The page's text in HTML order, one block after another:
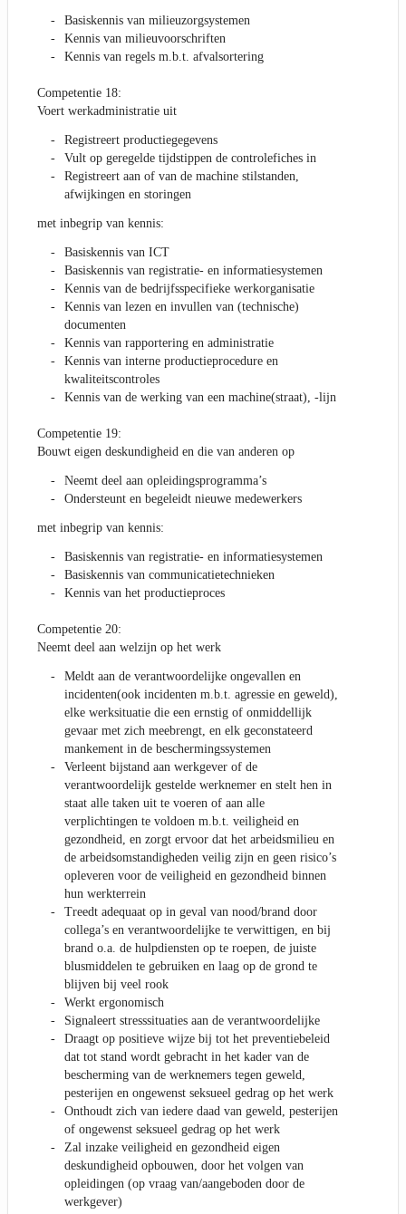
Basiskennis van milieuzorgsystemen
Kennis van milieuvoorschriften
Kennis van regels m.b.t. afvalsortering
Competentie 18:
Voert werkadministratie uit
Registreert productiegegevens
Vult op geregelde tijdstippen de controlefiches in
Registreert aan of van de machine stilstanden,
afwijkingen en storingen
met inbegrip van kennis:
Basiskennis van ICT
Basiskennis van registratie- en informatiesystemen
Kennis van de bedrijfsspecifieke werkorganisatie
Kennis van lezen en invullen van (technische)
documenten
Kennis van rapportering en administratie
Kennis van interne productieprocedure en
kwaliteitscontroles
Kennis van de werking van een machine(straat), -lijn
Competentie 19:
Bouwt eigen deskundigheid en die van anderen op
Neemt deel aan opleidingsprogramma’s
Ondersteunt en begeleidt nieuwe medewerkers
met inbegrip van kennis:
Basiskennis van registratie- en informatiesystemen
Basiskennis van communicatietechnieken
Kennis van het productieproces
Competentie 20:
Neemt deel aan welzijn op het werk
Meldt aan de verantwoordelijke ongevallen en
incidenten(ook incidenten m.b.t. agressie en geweld),
elke werksituatie die een ernstig of onmiddellijk
gevaar met zich meebrengt, en elk geconstateerd
mankement in de beschermingssystemen
Verleent bijstand aan werkgever of de
verantwoordelijk gestelde werknemer en stelt hen in
staat alle taken uit te voeren of aan alle
verplichtingen te voldoen m.b.t. veiligheid en
gezondheid, en zorgt ervoor dat het arbeidsmilieu en
de arbeidsomstandigheden veilig zijn en geen risico’s
opleveren voor de veiligheid en gezondheid binnen
hun werkterrein
Treedt adequaat op in geval van nood/brand door
collega’s en verantwoordelijke te verwittigen, en bij
brand o.a. de hulpdiensten op te roepen, de juiste
blusmiddelen te gebruiken en laag op de grond te
blijven bij veel rook
Werkt ergonomisch
Signaleert stresssituaties aan de verantwoordelijke
Draagt op positieve wijze bij tot het preventiebeleid
dat tot stand wordt gebracht in het kader van de
bescherming van de werknemers tegen geweld,
pesterijen en ongewenst seksueel gedrag op het werk
Onthoudt zich van iedere daad van geweld, pesterijen
of ongewenst seksueel gedrag op het werk
Zal inzake veiligheid en gezondheid eigen
deskundigheid opbouwen, door het volgen van
opleidingen (op vraag van/aangeboden door de
werkgever)